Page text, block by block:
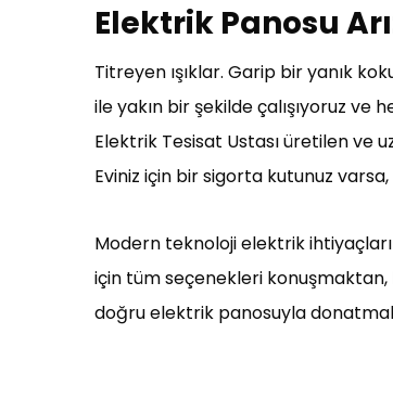
Elektrik Panosu
Titreyen ışıklar. Garip bir yanık
ile yakın bir şekilde çalışıyoruz
Elektrik Tesisat Ustası üretilen ve
Eviniz için bir sigorta kutunuz
Modern teknoloji elektrik
için tüm seçenekleri
doğru elektrik panosuyla